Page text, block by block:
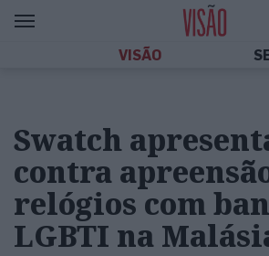
VISÃO
Swatch
contra
relógios com
LGBTI na